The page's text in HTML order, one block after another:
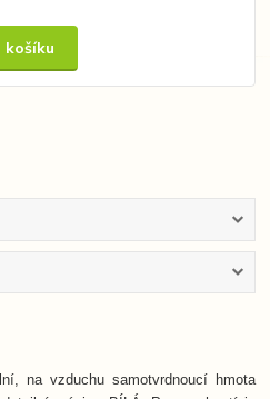
košíku
na vzduchu samotvrdnoucí hmota